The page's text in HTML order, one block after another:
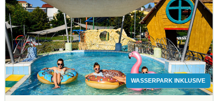
WASSERPARK INKLUSIVE